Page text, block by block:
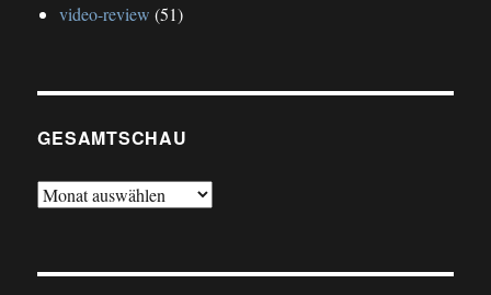
video-review (51)
GESAMTSCHAU
gesamtschau